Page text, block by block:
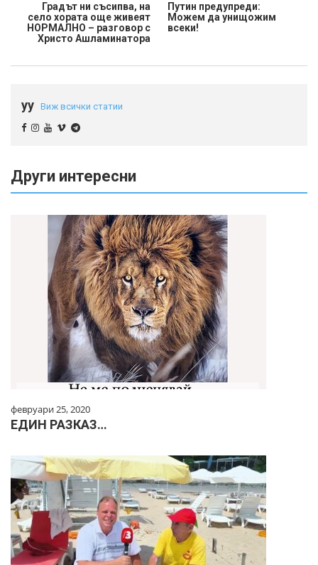
Градът ни съсипва, на
село хората още живеят
НОРМАЛНО – разговор с
Христо Ашламинатора
Путин предупреди:
Можем да унищожим
всеки!
yy Виж всички статии
Други интересни
февруари 25, 2020
ЕДИН РАЗКАЗ…